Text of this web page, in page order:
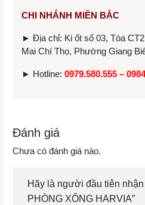
CHI NHÁNH MIỀN BẮC
► Địa chỉ: Ki ốt số 03, Tòa
Mai Chí Thọ, Phường Giang
► Hotline: 0979.580.555 –
Đánh giá
Chưa có đánh giá nào.
Hãy là người đầu tiên nhận
PHÒNG XÔNG HARVIA”